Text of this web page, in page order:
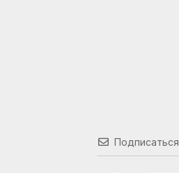
Подписаться